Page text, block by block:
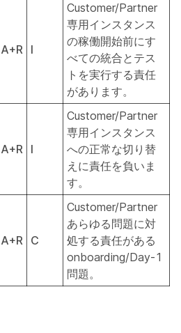
A+R I
Customer/Partner
専用インスタンス
の稼働開始前にす
べての統合とテス
トを実行する責任
があります。
A+R I
Customer/Partner
専用インスタンス
への正常な切り替
えに責任を負いま
す。
A+R C
Customer/Partner
あらゆる問題に対
処する責任がある
onboarding/Day-1
問題。